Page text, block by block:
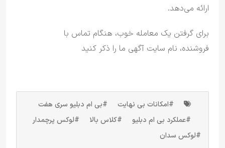
ارائه می‌دهد.
برای گرفتن یک معامله خوب، هنگام تماس با
فروشنده، نام سایت آگهی ما را ذکر کنید
#امکانات بی نهایت
#بی ام دبلیو سری هفت
#عملکرد بی ام دبلیو
#کلاس بالا
#لوکس پرچمدار
#لوکس سدان